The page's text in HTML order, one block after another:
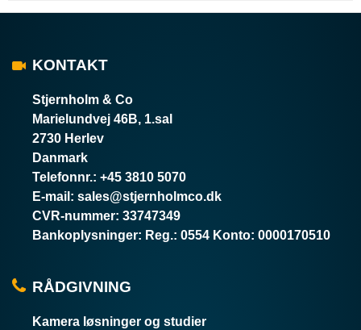
KONTAKT
Stjernholm & Co
Marielundvej 46B, 1.sal
2730 Herlev
Danmark
Telefonnr.: +45 3810 5070
E-mail : sales@stjernholmco.dk
CVR-nummer: 33747349
Bankoplysninger: Reg.: 0554 Konto: 0000170510
RÅDGIVNING
Kamera løsninger og studier